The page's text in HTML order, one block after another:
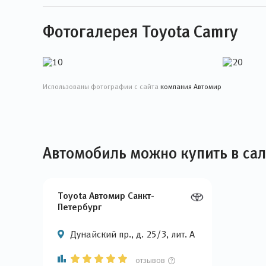
Фотогалерея Toyota Camry
Использованы фотографии с сайта компания Автомир
Автомобиль можно купить в
Toyota Автомир Санкт-
Петербург
Дунайский пр., д. 25/3, лит. А
отзывов